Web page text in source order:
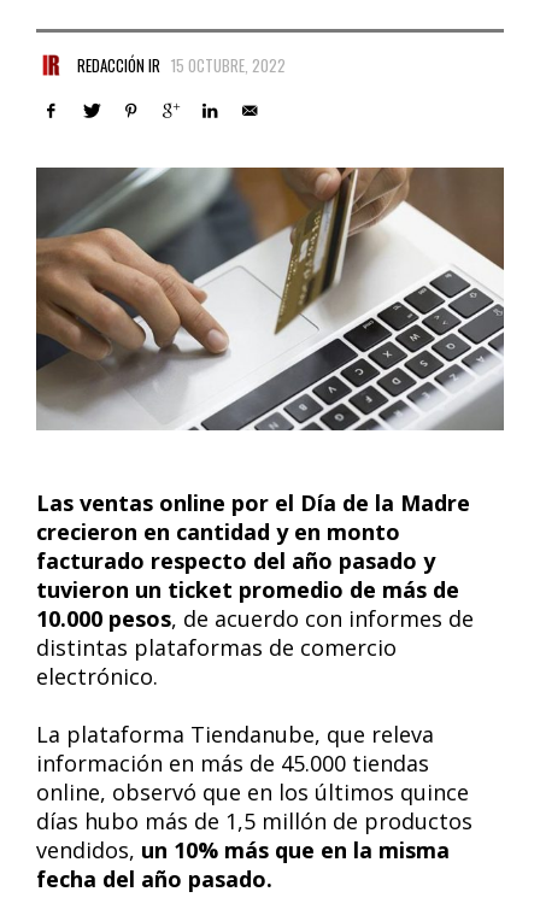
REDACCIÓN IR 15 OCTUBRE, 2022
Las ventas online por el Día de la Madre
crecieron en cantidad y en monto
facturado respecto del año pasado y
tuvieron un ticket promedio de más de
10.000 pesos, de acuerdo con informes de
distintas plataformas de comercio
electrónico.
La plataforma Tiendanube, que releva
información en más de 45.000 tiendas
online, observó que en los últimos quince
días hubo más de 1,5 millón de productos
vendidos, un 10% más que en la misma
fecha del año pasado.